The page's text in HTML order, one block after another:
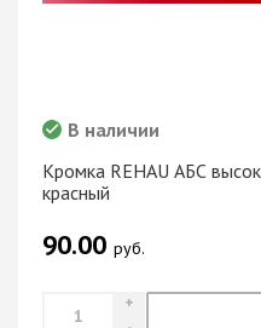
Кромка REHAU АБС
красный
В наличии
90.00 руб.